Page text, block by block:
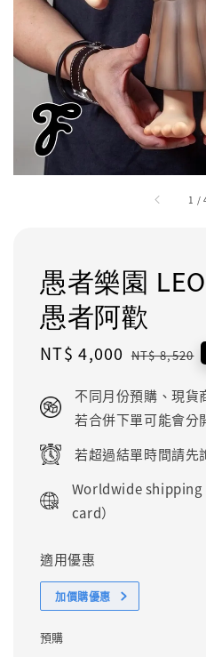
1 /
愚者樂園
愚者阿歡
Sale
NT$ 4,000 Regular
NT$ 8,520
不同月份預購、現貨
若合併下單可能會分
若超過結單時間請先
Worldwide
card）
適用優惠
加價購優惠
預購